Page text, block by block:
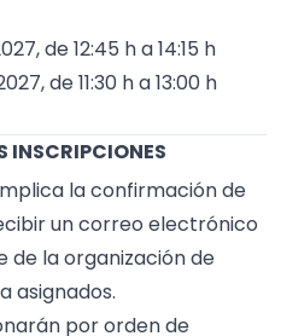
de 12:45 h a 14:15 h
de 11:30 h a 13:00 h
INSCRIPCIONES
la confirmación de
un correo electrónico
la organización de
asignados.
por orden de